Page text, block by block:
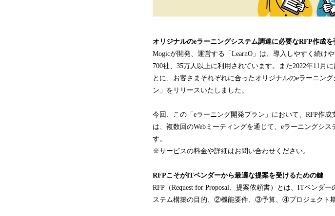
オリジナルのeラーニングシステム調達に必要なRFP作成を
Mogicが開発、運営する「LearnO」は、導入しやすく続け
700社、35万人以上に利用されています。また2022年11月
とに、お客さまそれぞれに合ったオリジナルのeラーニン
ン」をリリースいたしました。
今回、この「eラーニング開発プラン」において、RFP作
は、複数回のWebミーティングを通じて、eラーニングシ
す。
※サービスの料金や詳細はお問い合わせください。
RFPこそがITベンダーから最適な提案を受けるための鍵
RFP（Request for Proposal、提案依頼書）とは、ITベンダ
ステム構築の目的、②機能要件、③予算、④プロジェクト期